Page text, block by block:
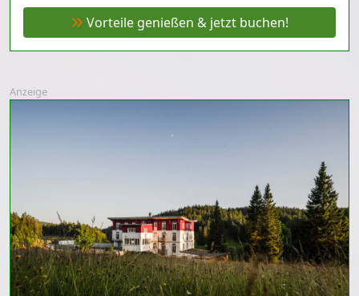
Vorteile genießen & jetzt buchen!
Anzeige